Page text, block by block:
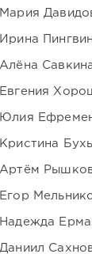
Мария
Ирина
Алёна
Евгения
Юлия
Кристина
Артём
Егор
Надежда
Даниил